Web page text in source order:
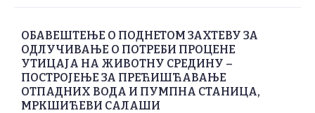
ОБАВЕШТЕЊЕ О ПОДНЕТОМ ЗАХТЕВУ ЗА
ОДЛУЧИВАЊЕ О ПОТРЕБИ ПРОЦЕНЕ
УТИЦАЈА НА ЖИВОТНУ СРЕДИНУ –
ПОСТРОЈЕЊЕ ЗА ПРЕЋИШЋАВАЊЕ
ОТПАДНИХ ВОДА И ПУМПНА СТАНИЦА,
МРКШИЋЕВИ САЛАШИ